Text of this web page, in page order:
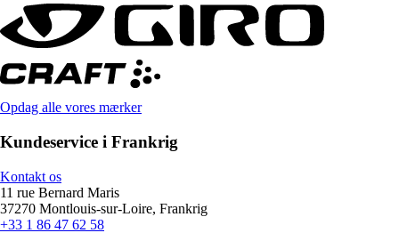
Opdag alle vores mærker
Kundeservice i Frankrig
Kontakt os
11 rue Bernard Maris
37270 Montlouis-sur-Loire, Frankrig
+33 1 86 47 62 58